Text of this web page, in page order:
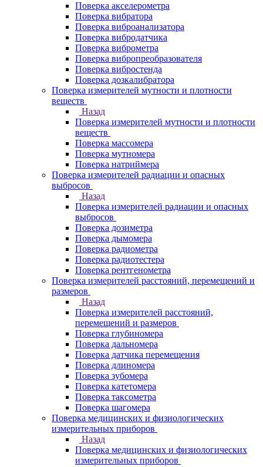
Поверка акселерометра
Поверка вибратора
Поверка виброанализатора
Поверка вибродатчика
Поверка виброметра
Поверка вибропреобразователя
Поверка вибростенда
Поверка дозкалибратора
Поверка измерителей мутности и плотности
веществ
Назад
Поверка измерителей мутности и плотности
веществ
Поверка массомера
Поверка мутномера
Поверка натриймера
Поверка измерителей радиации и опасных
выбросов
Назад
Поверка измерителей радиации и опасных
выбросов
Поверка дозиметра
Поверка дымомера
Поверка радиометра
Поверка радиотестера
Поверка рентгенометра
Поверка измерителей расстояний, перемещений и
размеров
Назад
Поверка измерителей расстояний,
перемещений и размеров
Поверка глубиномера
Поверка дальномера
Поверка датчика перемещения
Поверка длиномера
Поверка зубомера
Поверка катетомера
Поверка таксометра
Поверка шагомера
Поверка медицинских и физиологических
измерительных приборов
Назад
Поверка медицинских и физиологических
измерительных приборов